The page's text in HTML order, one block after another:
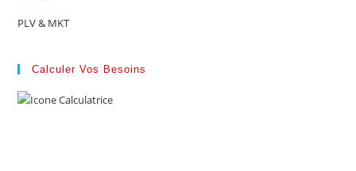
PLV & MKT
Calculer Vos Besoins